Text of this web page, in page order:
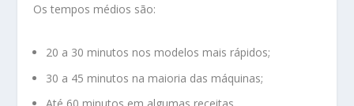
Os tempos médios são:
20 a 30 minutos nos modelos mais rápidos;
30 a 45 minutos na maioria das máquinas;